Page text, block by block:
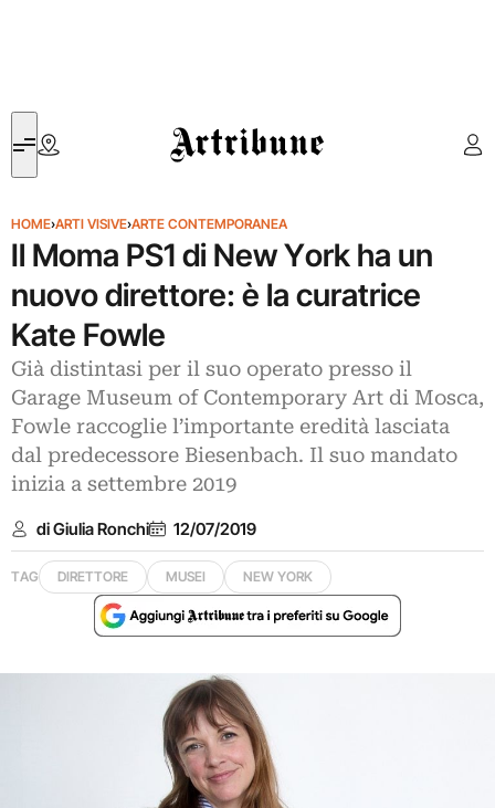
Artribune
HOME›ARTI VISIVE›ARTE CONTEMPORANEA
Il Moma PS1 di New York ha un
nuovo direttore: è la curatrice
Kate Fowle
Già distintasi per il suo operato presso il
Garage Museum of Contemporary Art di Mosca,
Fowle raccoglie l’importante eredità lasciata
dal predecessore Biesenbach. Il suo mandato
inizia a settembre 2019
di Giulia Ronchi 12/07/2019
TAG DIRETTORE MUSEI NEW YORK